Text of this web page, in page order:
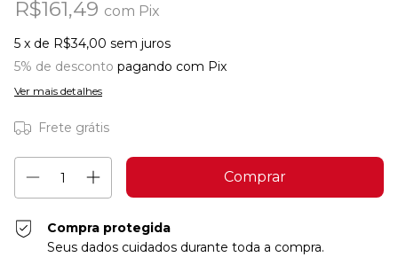
R$161,49 com Pix
5 x de R$34,00 sem juros
5% de desconto pagando com Pix
Ver mais detalhes
Frete grátis
Compra protegida
Seus dados cuidados durante toda a compra.